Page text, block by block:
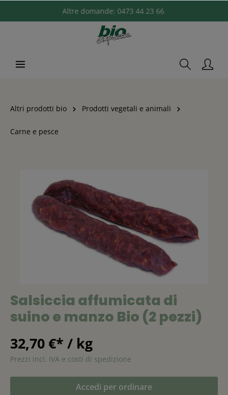
Altre domande: 0473 44 23 66
Altri prodotti bio Prodotti vegetali e animali
Carne e pesce
Salsiccia affumicata di
suino e manzo Bio (2 pezzi)
32,70 €* / kg
Prezzi incl. IVA e costi di spedizione
Accedi per ordinare